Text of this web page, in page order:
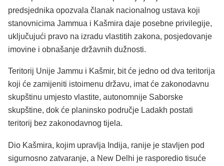
predsjednika opozvala članak nacionalnog ustava koji
stanovnicima Jammua i Kašmira daje posebne privilegije,
uključujući pravo na izradu vlastitih zakona, posjedovanje
imovine i obnašanje državnih dužnosti.
Teritorij Unije Jammu i Kašmir, bit će jedno od dva teritorija
koji će zamijeniti istoimenu državu, imat će zakonodavnu
skupštinu umjesto vlastite, autonomnije Saborske
skupštine, dok će planinsko područje Ladakh postati
teritorij bez zakonodavnog tijela.
Dio Kašmira, kojim upravlja Indija, ranije je stavljen pod
sigurnosno zatvaranje, a New Delhi je rasporedio tisuće